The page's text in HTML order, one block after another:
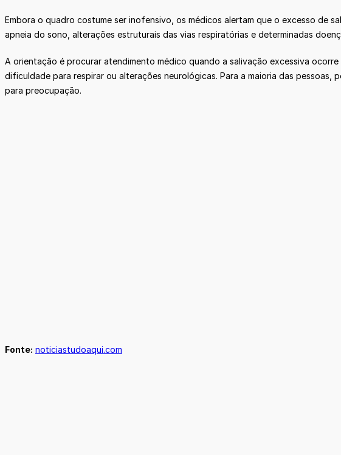
Embora o quadro costume ser inofensivo, os médicos alertam que o excesso de
apneia do sono, alterações estruturais das vias respiratórias e determinadas
A orientação é procurar atendimento médico quando a salivação excessiva
dificuldade para respirar ou alterações neurológicas. Para a maioria das
para preocupação.
Fonte: noticiastudoaqui.com